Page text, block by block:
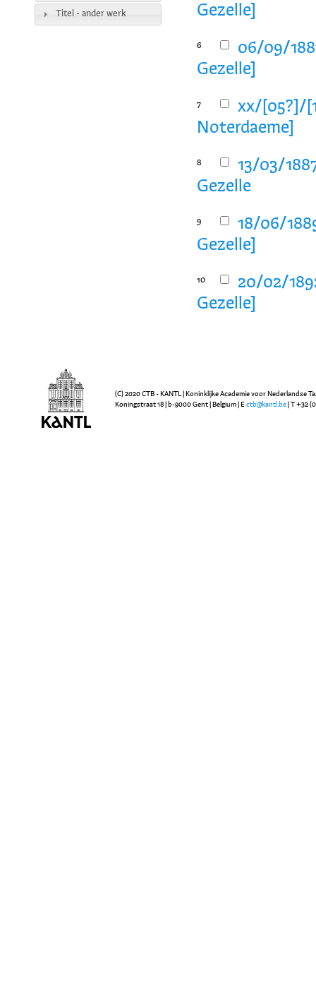
Gezelle]
6
06/09/
Gezelle]
7
xx/[05?]/
Noterdaeme]
8
13/03/
Gezelle
9
18/06/
Gezelle]
10
20/02/
Gezelle]
Titel - ander werk
(C) 2020 CTB - KANTL | Koninklijke Academie voor Nederlandse
Koningstraat 18 | b-9000 Gent | Belgium | E ctb@kantl.be | T +32